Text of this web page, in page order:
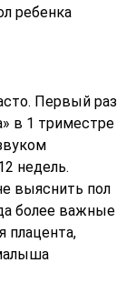
ребенка
Первый раз
в 1 триместре
недель.
выяснить пол
более важные
плацента,